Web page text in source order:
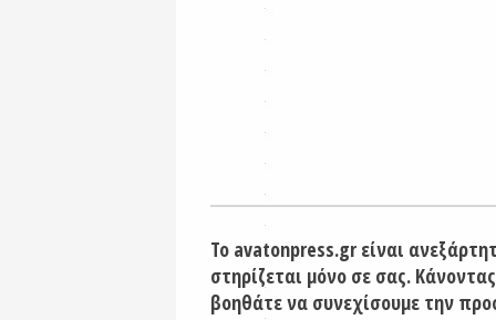
Το avatonpress.gr είναι
στηρίζεται μόνο σε σας.
βοηθάτε να συνεχίσουμε την